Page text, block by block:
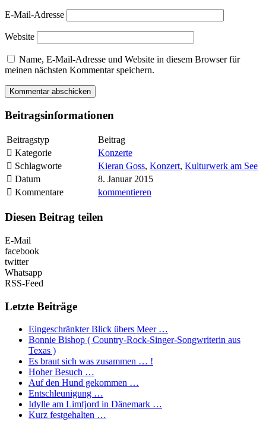
E-Mail-Adresse
Website
Name, E-Mail-Adresse und Website in diesem Browser für
meinen nächsten Kommentar speichern.
Beitragsinformationen
Beitragstyp
Beitrag
Kategorie
Konzerte
Schlagworte
Kieran Goss, Konzert, Kulturwerk am See
Datum
8. Januar 2015
Kommentare
kommentieren
Diesen Beitrag teilen
E-Mail
facebook
twitter
Whatsapp
RSS-Feed
Letzte Beiträge
Eingeschränkter Blick übers Meer …
Bonnie Bishop ( Country-Rock-Singer-Songwriterin aus
Texas )
Es braut sich was zusammen … !
Hoher Besuch …
Auf den Hund gekommen …
Entschleunigung …
Idylle am Limfjord in Dänemark …
Kurz festgehalten …